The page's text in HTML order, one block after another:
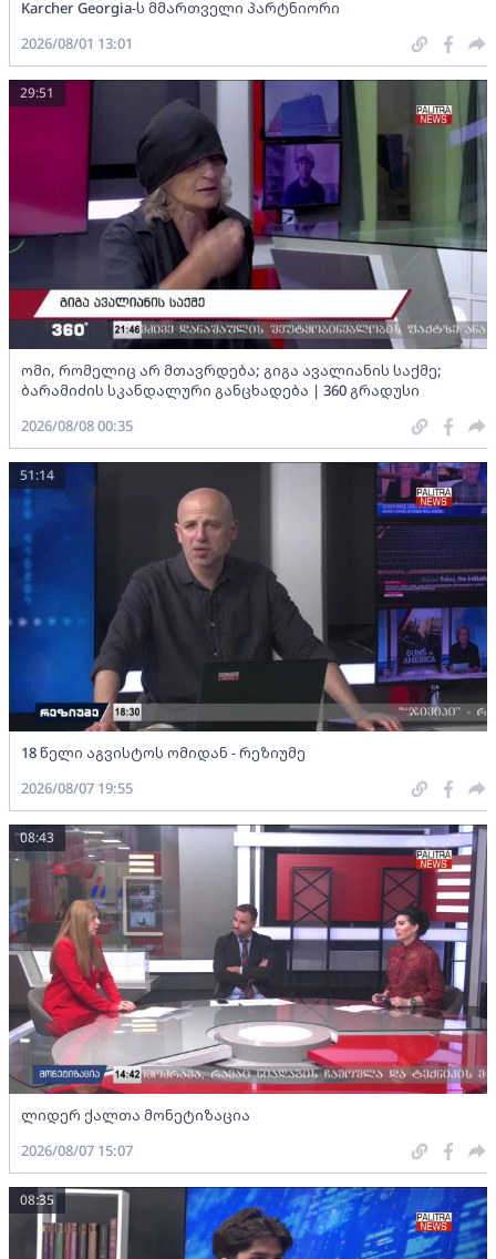
Karcher Georgia-ს მმართველი პარტნიორი
2026/08/01 13:01
ომი, რომელიც არ მთავრდება; გიგა ავალიანის საქმე;
ბარამიძის სკანდალური განცხადება | 360 გრადუსი
29:51
2026/08/08 00:35
18 წელი აგვისტოს ომიდან - რეზიუმე
51:14
2026/08/07 19:55
ლიდერ ქალთა მონეტიზაცია
08:43
2026/08/07 15:07
08:35